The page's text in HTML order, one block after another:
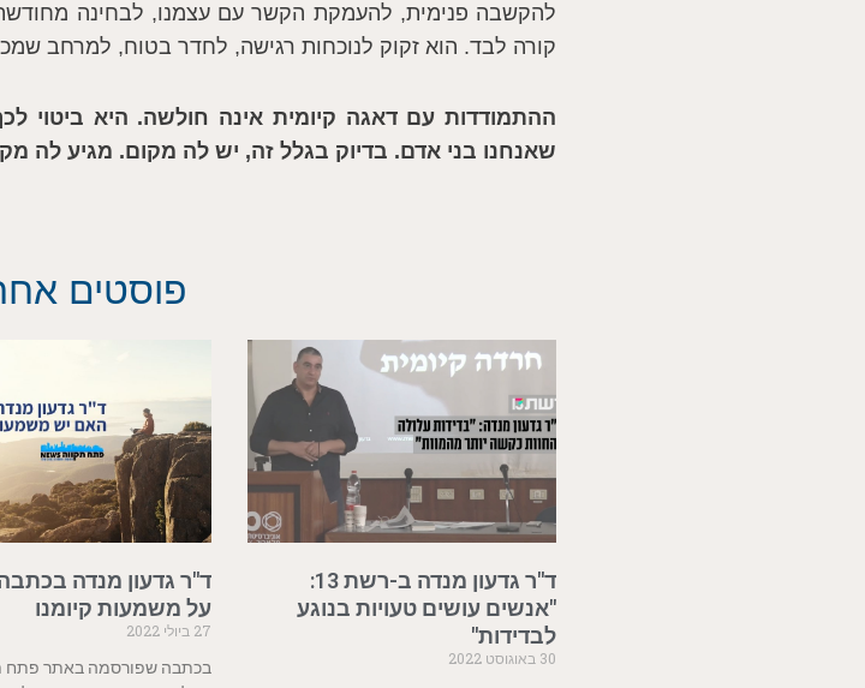
להקשבה פנימית, להעמקת הקשר עם עצמנו, לבחינה
קורה לבד. הוא זקוק לנוכחות רגישה, לחדר בטוח, למרחב
ההתמודדות עם דאגה קיומית אינה חולשה. היא ביטוי
שאנחנו בני אדם. בדיוק בגלל זה, יש לה מקום. מגיע לה
פוסטים
ד"ר גדעון מנדה ב-רשת 13:
"אנשים עושים טעויות בנוגע
לבדידות"
30 באוגוסט 2022
ד"ר גדעון מנדה
על משמעות קיומנו
27 ביולי 2022